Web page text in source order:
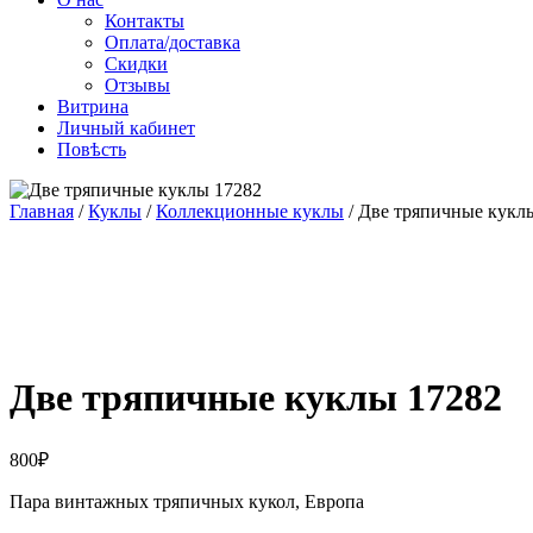
Контакты
Оплата/доставка
Скидки
Отзывы
Витрина
Личный кабинет
Повѣсть
Главная /Куклы /Коллекционные куклы / Две тряпичные
Две тряпичные куклы 17282
800₽
Пара винтажных тряпичных кукол, Европа